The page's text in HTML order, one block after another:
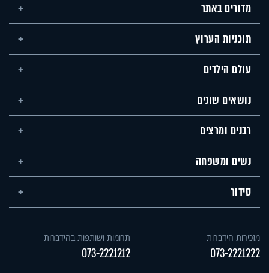
מדורים באתר
תוכניות הערוץ
עולם הילדים
נושאים שונים
רבנים ומרצים
נשים ומשפחה
סידור
מזכירות הידברות
073-2221222
תרומות ושותפות בהידברות
073-2221212